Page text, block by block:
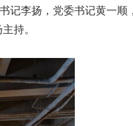
记李扬，党委书记黄一顺
持。